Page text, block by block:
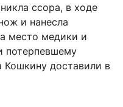
ссора, в ходе
и нанесла
место медики и
потерпевшему
доставили в